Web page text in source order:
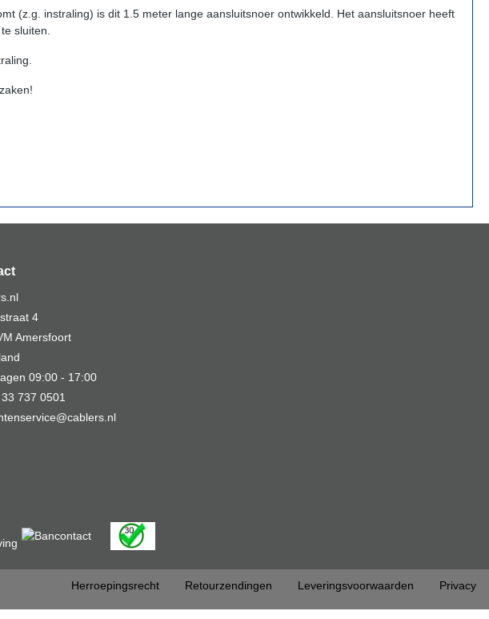
(z.g. instraling) is dit 1.5 meter lange aansluitsnoer ontwikkeld. Het aansluitsnoer heeft
sluiten.
4
Amersfoort
09:00 - 17:00
737 0501
Herroepingsrecht Retourzendingen Leveringsvoorwaarden Privacy